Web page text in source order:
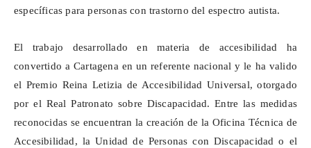
específicas para personas con trastorno del espectro autista.
El trabajo desarrollado en materia de accesibilidad ha
convertido a Cartagena en un referente nacional y le ha valido
el Premio Reina Letizia de Accesibilidad Universal, otorgado
por el Real Patronato sobre Discapacidad. Entre las medidas
reconocidas se encuentran la creación de la Oficina Técnica de
Accesibilidad, la Unidad de Personas con Discapacidad o el